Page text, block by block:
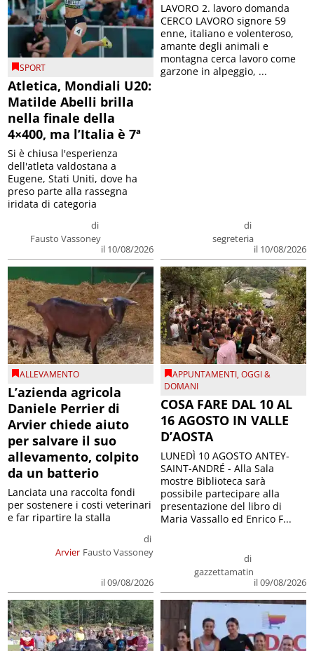
SPORT
Atletica, Mondiali U20:
Matilde Abelli brilla
nella finale della
4×400, ma l’Italia è 7ª
di
Fausto Vassoney
il 10/08/2026
Si è chiusa l'esperienza
dell'atleta valdostana a
Eugene, Stati Uniti, dove ha
preso parte alla rassegna
iridata di categoria
di
segreteria
il 10/08/2026
LAVORO 2. lavoro domanda
CERCO LAVORO signore 59
enne, italiano e volenteroso,
amante degli animali e
montagna cerca lavoro come
garzone in alpeggio, ...
ALLEVAMENTO
L’azienda agricola
Daniele Perrier di
Arvier chiede aiuto
per salvare il suo
allevamento, colpito
da un batterio
Arvier
di
Fausto Vassoney
il 09/08/2026
Lanciata una raccolta fondi
per sostenere i costi veterinari
e far ripartire la stalla
APPUNTAMENTI,OGGI &
DOMANI
COSA FARE DAL 10 AL
16 AGOSTO IN VALLE
D’AOSTA
di
gazzettamatin
il 09/08/2026
LUNEDÌ 10 AGOSTO ANTEY-
SAINT-ANDRÉ - Alla Sala
mostre Biblioteca sarà
possibile partecipare alla
presentazione del libro di
Maria Vassallo ed Enrico F...